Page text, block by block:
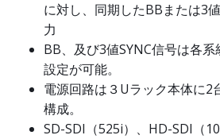
に対し、同期したBBまたは3
力
BB、及び3値SYNC信号は各
設定が可能。
電源回路は３Uラック本体に2
構成。
SD-SDI（525i）、HD-SDI（